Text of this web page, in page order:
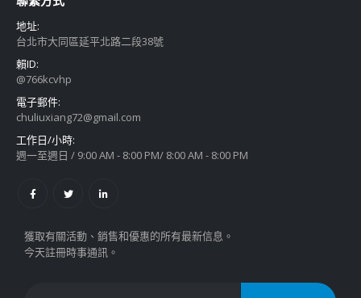
之而來，不少人疑惑正品的日本藤素究竟在哪里購買，特別是關注是否
能在屈臣氏買到。 對於想要在屈臣氏購買日本藤素的朋友們，我必須
說，屈臣氏是沒有正品的日本藤素出售的，無論是在網路商場還是實體
藥局，都不會找到它的蹤影。因此，如果你喜歡日本藤素，就不要去屈
臣氏尋找了，因為那裏是找不到的。不過，我可以告訴你三個可靠的購
買管道，讓你輕鬆獲得正品的日本藤素。 第一個購買管道是實體藥局和
醫院。在這些地方購買日本藤素，可以確保正品的品質，因為它們需要
處方簽才能購買。但是，對於一些人來說，這種方式可能會感到尷尬或
不方便。 第二個購買管道是代購。通過代購，你可以讓他人幫你購買日
選擇代購時，一定要謹慎，選擇信譽良好的代購管道或個人。 第三個購
本藤素是假貨。因此，在選擇網路藥局時，你必須非常謹慎，選擇有信
譽和口碑的藥局。 作為一家值得信賴的網路藥局，我向你推薦康藥本鋪
康藥本鋪為了滿足廣大日本藤素愛好者的需求，特別開設了網路藥局。